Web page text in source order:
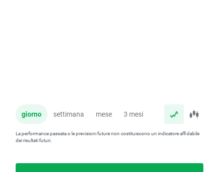
giorno settimana mese 3 mesi anno
La performance passata o le previsioni future non costituiscono un indicatore affidabile
dei risultati futuri.